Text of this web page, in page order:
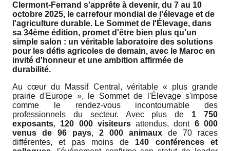
Clermont-Ferrand s'apprête à devenir, du 7 au 10
octobre 2025, le carrefour mondial de l'élevage et de
l'agriculture durable. Le Sommet de l'Élevage, dans
sa 34ème édition, promet d'être bien plus qu'un
simple salon : un véritable laboratoire des solutions
pour les défis agricoles de demain, avec le Maroc en
invité d'honneur et une ambition affirmée de
durabilité.
Au cœur du Massif Central, véritable « plus grande
prairie d'Europe », le Sommet de l'Élevage s'impose
comme le rendez-vous incontournable des
professionnels du secteur. Avec plus de 1 750
exposants, 120 000 visiteursattendus, dont 6 000
venus de 96 pays, 2 000 animaux de 70 races
différentes, et pas moins de 140 conférences et